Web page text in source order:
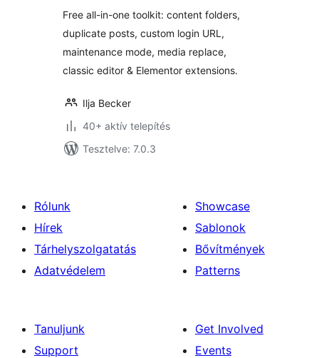
Free all-in-one toolkit: content folders,
duplicate posts, custom login URL,
maintenance mode, media replace,
classic editor & Elementor extensions.
Ilja Becker
40+ aktív telepítés
Tesztelve: 7.0.3
Rólunk
Hírek
Tárhelyszolgatatás
Adatvédelem
Showcase
Sablonok
Bővítmények
Patterns
Tanuljunk
Support
Get Involved
Events